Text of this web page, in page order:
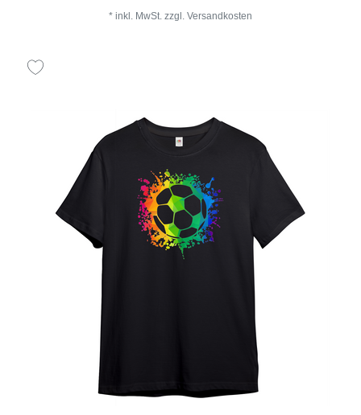
* inkl. MwSt. zzgl. Versandkosten